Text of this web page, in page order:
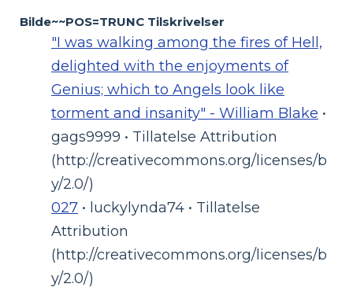
Bilde~~POS=TRUNC Tilskrivelser
"I was walking among the fires of Hell,
delighted with the enjoyments of
Genius; which to Angels look like
torment and insanity" - William Blake •
gags9999 • Tillatelse Attribution
(http://creativecommons.org/licenses/b
y/2.0/)
027 • luckylynda74 • Tillatelse
Attribution
(http://creativecommons.org/licenses/b
y/2.0/)